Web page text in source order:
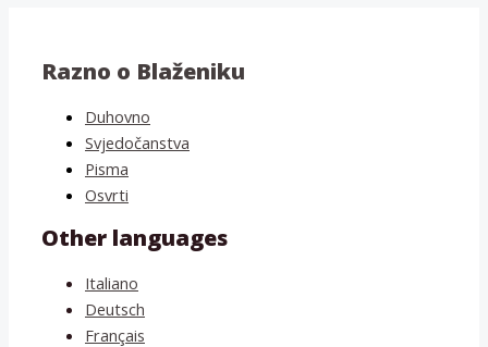
Razno o Blaženiku
Duhovno
Svjedočanstva
Pisma
Osvrti
Other languages
Italiano
Deutsch
Français